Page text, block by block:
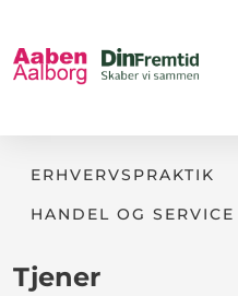
ERHVERVSPRAKTIK
HANDEL OG SERVICE
Tjener